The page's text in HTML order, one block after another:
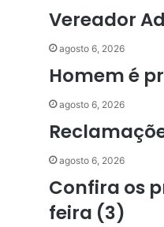
Vereador
agosto 6, 2026
Homem é
agosto 6, 2026
agosto 6, 2026
Confira os
feira (3)